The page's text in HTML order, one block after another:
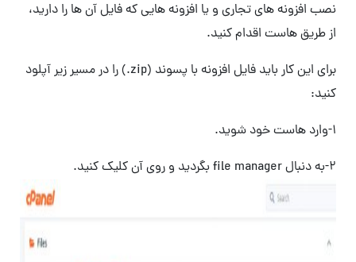
نصب افزونه های تجاری و یا افزونه هایی که فایل آن ها را دارید،
از طریق هاست اقدام کنید.
برای این کار باید فایل افزونه با پسوند (zip.) را در مسیر زیر آپلود
کنید:
۱-وارد هاست خود شوید.
2-به دنبال file manager بگردید و روی آن کلیک کنید.